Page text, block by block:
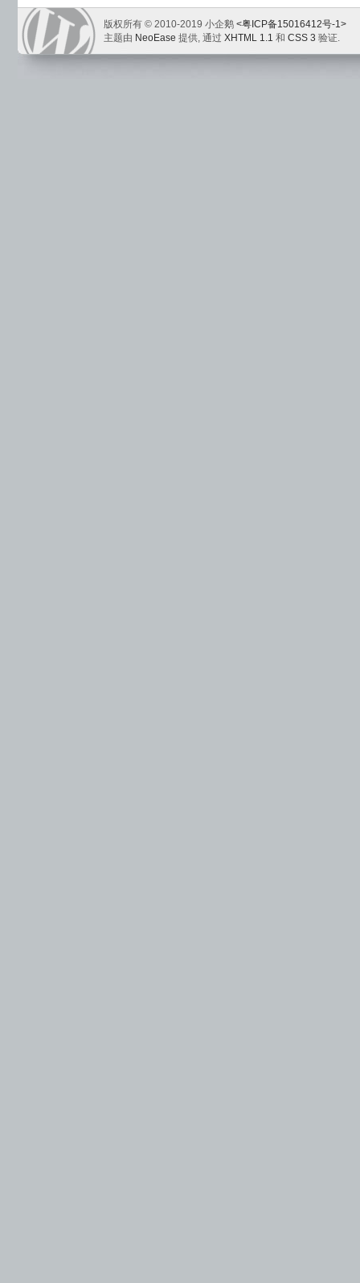
版权所有 © 2010-2019 小企鹅 <粤ICP备15016412号-1>
主题由 NeoEase 提供, 通过 XHTML 1.1 和 CSS 3 验证.